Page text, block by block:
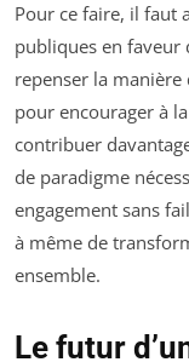
Pour ce faire, il faut
publiques en faveur
repenser la manière
pour encourager à
contribuer
de paradigme
engagement sans
à même de
ensemble.
Le futur